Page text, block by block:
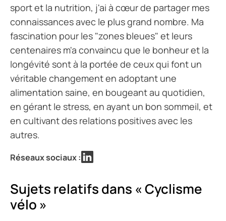
sport et la nutrition, j'ai à cœur de partager mes
connaissances avec le plus grand nombre. Ma
fascination pour les "zones bleues" et leurs
centenaires m'a convaincu que le bonheur et la
longévité sont à la portée de ceux qui font un
véritable changement en adoptant une
alimentation saine, en bougeant au quotidien,
en gérant le stress, en ayant un bon sommeil, et
en cultivant des relations positives avec les
autres.
Réseaux sociaux :
Sujets relatifs dans « Cyclisme
vélo »